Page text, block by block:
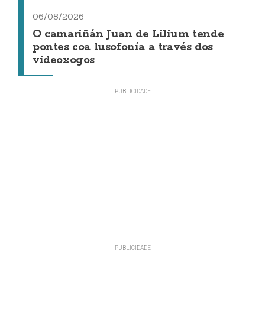
06/08/2026
O camariñán Juan de Lilium tende
pontes coa lusofonía a través dos
videoxogos